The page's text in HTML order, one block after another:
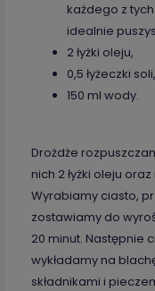
każdego z
idealnie
2 łyżki oleju,
0,5 łyżeczki soli,
150 ml wody.
Drożdże
nich 2 łyżki oleju
Wyrabiamy ciasto,
zostawiamy do
20 minut. Następnie
wykładamy na
składnikami i